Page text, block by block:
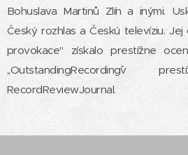
Bohuslava Martinů Zlín a inými.
Český rozhlas a Českú televíziu.
provokace" získalo prestížne
,,OutstandingRecording´´v
RecordReviewJournal.